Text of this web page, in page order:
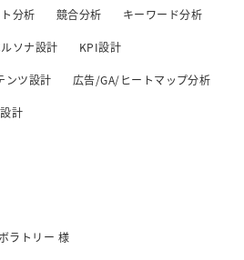
分析 競合分析 キーワード分析
ソナ設計 KPI設計
ンツ設計 広告/GA/ヒートマップ分析
計
ラトリー 様